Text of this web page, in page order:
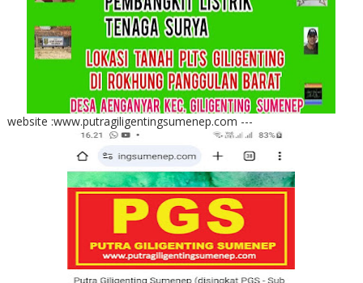
website :www.putragiligentingsumenep.com ---